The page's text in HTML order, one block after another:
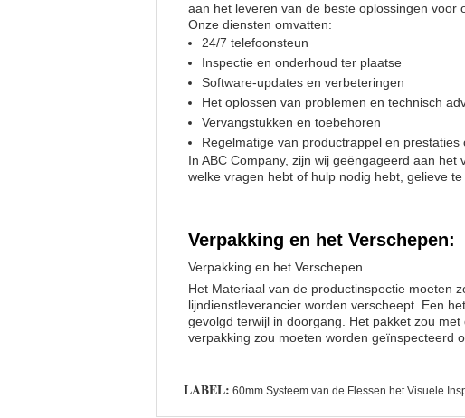
aan het leveren van de beste oplossingen voor
Onze diensten omvatten:
24/7 telefoonsteun
Inspectie en onderhoud ter plaatse
Software-updates en verbeteringen
Het oplossen van problemen en technisch
Vervangstukken en toebehoren
Regelmatige van productrappel en prestaties
In ABC Company, zijn wij geëngageerd aan
welke vragen hebt of hulp nodig hebt, gelieve
Verpakking en het Verschepen:
Verpakking en het Verschepen
Het Materiaal van de productinspectie moeten
lijndienstleverancier worden verscheept. Een
gevolgd terwijl in doorgang. Het pakket zou
verpakking zou moeten worden geïnspecteerd
LABEL: 60mm Systeem van de Flessen het Visuele